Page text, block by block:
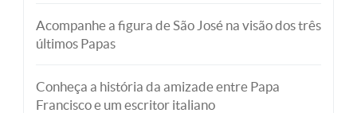
Acompanhe a figura de São José na visão dos três
últimos Papas
Conheça a história da amizade entre Papa
Francisco e um escritor italiano